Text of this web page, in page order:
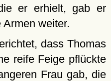
er erhielt, gab er
weiter.
dass Thomas
reife Feige pflückte
Frau gab, die